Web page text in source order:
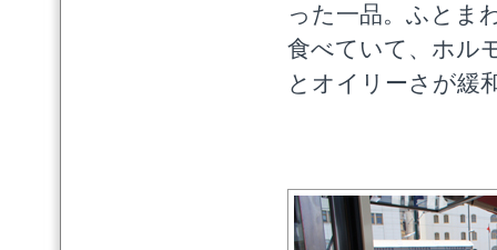
った一品。ふとま
食べていて、ホル
とオイリーさが緩